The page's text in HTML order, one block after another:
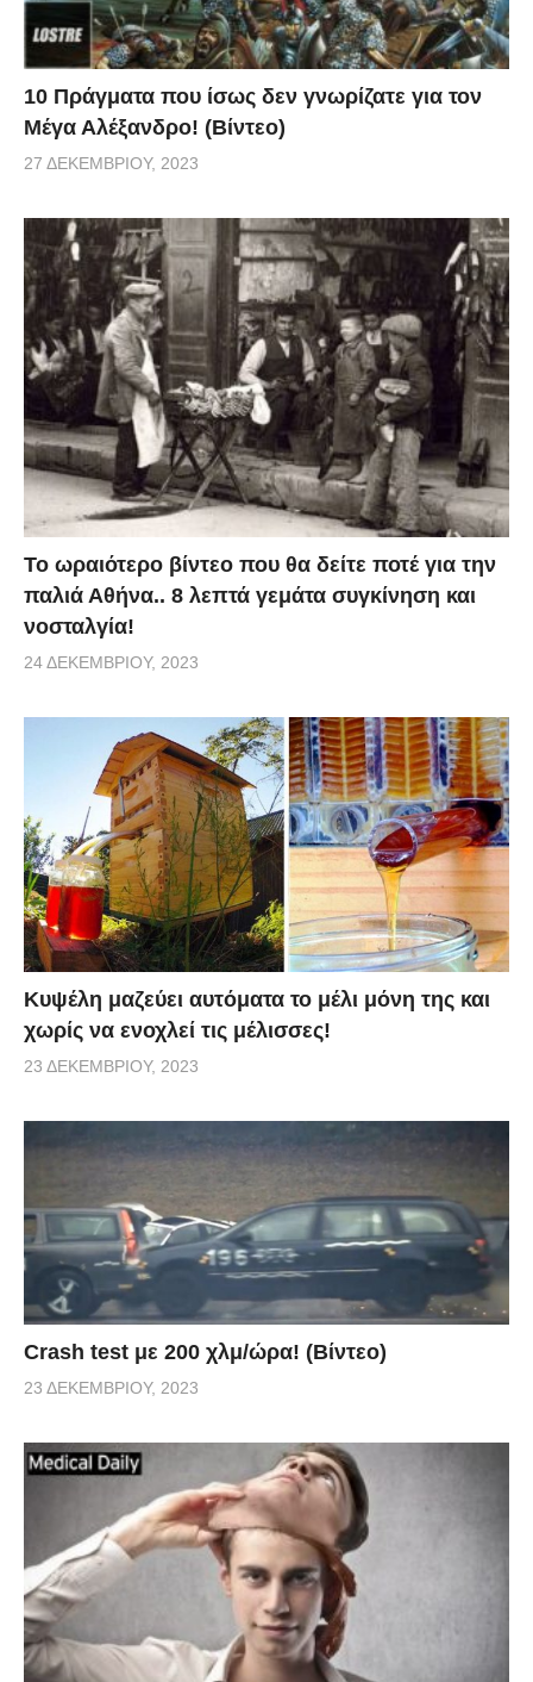
10 Πράγματα που ίσως δεν γνωρίζατε για τον
Μέγα Αλέξανδρο! (Βίντεο)
27 ΔΕΚΕΜΒΡΊΟΥ, 2023
Το ωραιότερο βίντεο που θα δείτε ποτέ για την
παλιά Αθήνα.. 8 λεπτά γεμάτα συγκίνηση και
νοσταλγία!
24 ΔΕΚΕΜΒΡΊΟΥ, 2023
Κυψέλη μαζεύει αυτόματα το μέλι μόνη της και
χωρίς να ενοχλεί τις μέλισσες!
23 ΔΕΚΕΜΒΡΊΟΥ, 2023
Crash test με 200 χλμ/ώρα! (Βίντεο)
23 ΔΕΚΕΜΒΡΊΟΥ, 2023